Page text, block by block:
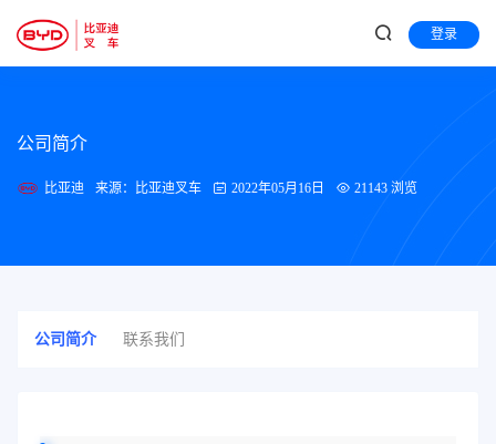
登录
公司简介
比亚迪 来源：比亚迪叉车 2022年05月16日 21143 浏览
公司简介 联系我们